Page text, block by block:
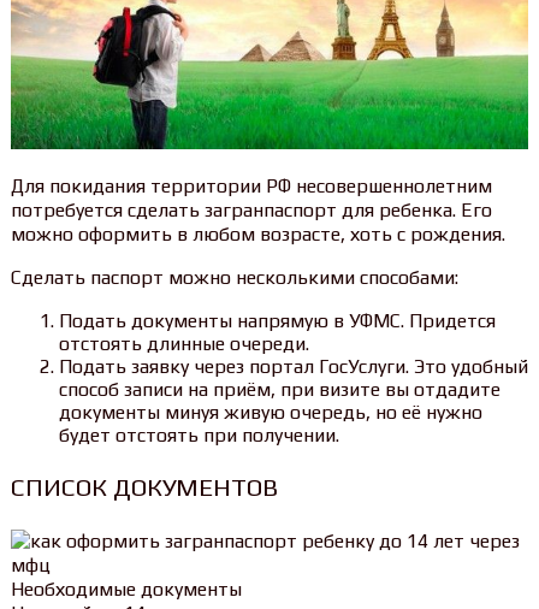
Для покидания территории РФ несовершеннолетним
потребуется сделать загранпаспорт для ребенка. Его
можно оформить в любом возрасте, хоть с рождения.
Сделать паспорт можно несколькими способами:
Подать документы напрямую в УФМС. Придется
отстоять длинные очереди.
Подать заявку через портал ГосУслуги. Это удобный
способ записи на приём, при визите вы отдадите
документы минуя живую очередь, но её нужно
будет отстоять при получении.
СПИСОК ДОКУМЕНТОВ
Необходимые документы